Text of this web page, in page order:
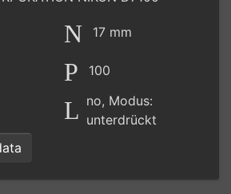
17 mm
100
no, Modus:
unterdrückt